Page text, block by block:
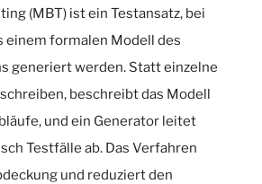
(MBT) ist ein Testansatz, bei
einem formalen Modell des
generiert werden. Statt einzelne
beschreibt das Modell
und ein Generator leitet
Testfälle ab. Das Verfahren
und reduziert den